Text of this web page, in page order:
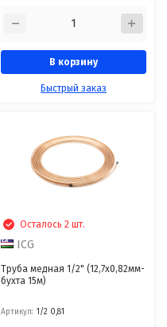
В корзину
Быстрый заказ
Осталось 2 шт.
ICG
Труба медная 1/2" (12,7х0,82мм-
бухта 15м)
Артикул: 1/2 0,81